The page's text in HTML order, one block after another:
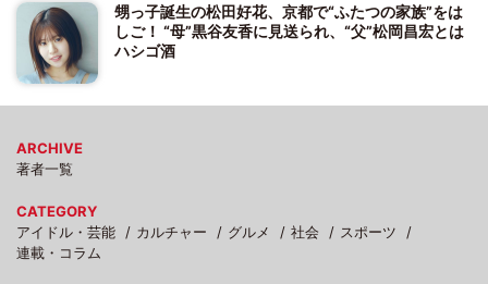
甥っ子誕生の松田好花、京都で“ふたつの家族”をは
しご！ “母”黒谷友香に見送られ、“父”松岡昌宏とは
ハシゴ酒
ARCHIVE
著者一覧
CATEGORY
アイドル・芸能
カルチャー グルメ 社会
スポーツ
連載・コラム